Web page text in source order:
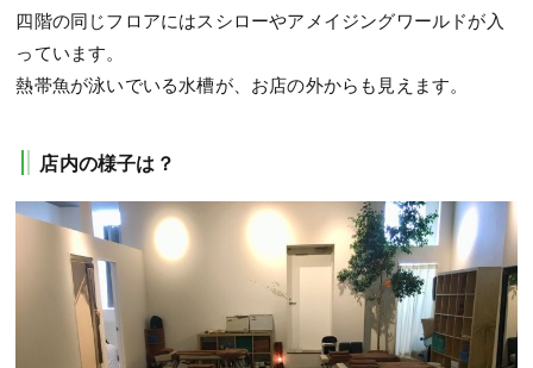
四階の同じフロアにはスシローやアメイジングワールドが入
っています。
熱帯魚が泳いでいる水槽が、お店の外からも見えます。
店内の様子は？